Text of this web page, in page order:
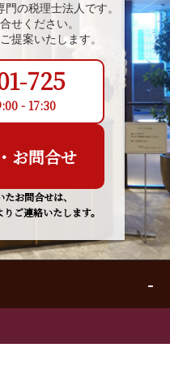
の税理士法人です。
せください。
提案いたします。
725
- 17:30
お問合せ
お問合せは、
ご連絡いたします。